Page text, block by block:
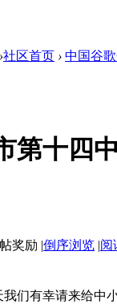
社区首页 › 中国谷歌
第十四
|倒序浏览 |阅
们有幸请来给